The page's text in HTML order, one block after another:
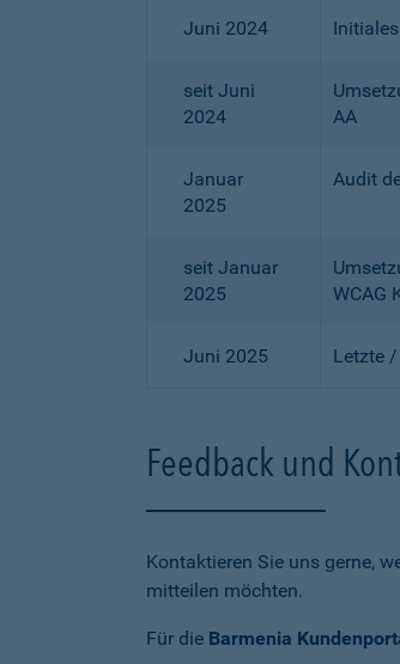
Juni 2024
seit Juni
2024
AA
Januar
2025
Audit
seit Januar
2025
WCAG
Juni 2025 Letzte
Feedback und
Kontaktieren Sie uns gerne,
mitteilen möchten.
Für die Barmenia